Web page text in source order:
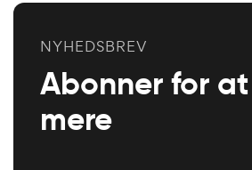
NYHEDSBREV
Abonner for
mere